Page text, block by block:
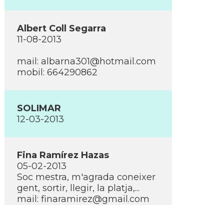
Albert Coll Segarra
11-08-2013
mail: albarna301@hotmail.com
mobil: 664290862
SOLIMAR
12-03-2013
Fina Ramí­rez Hazas
05-02-2013
Soc mestra, m'agrada coneixer
gent, sortir, llegir, la platja,...
mail: finaramirez@gmail.com